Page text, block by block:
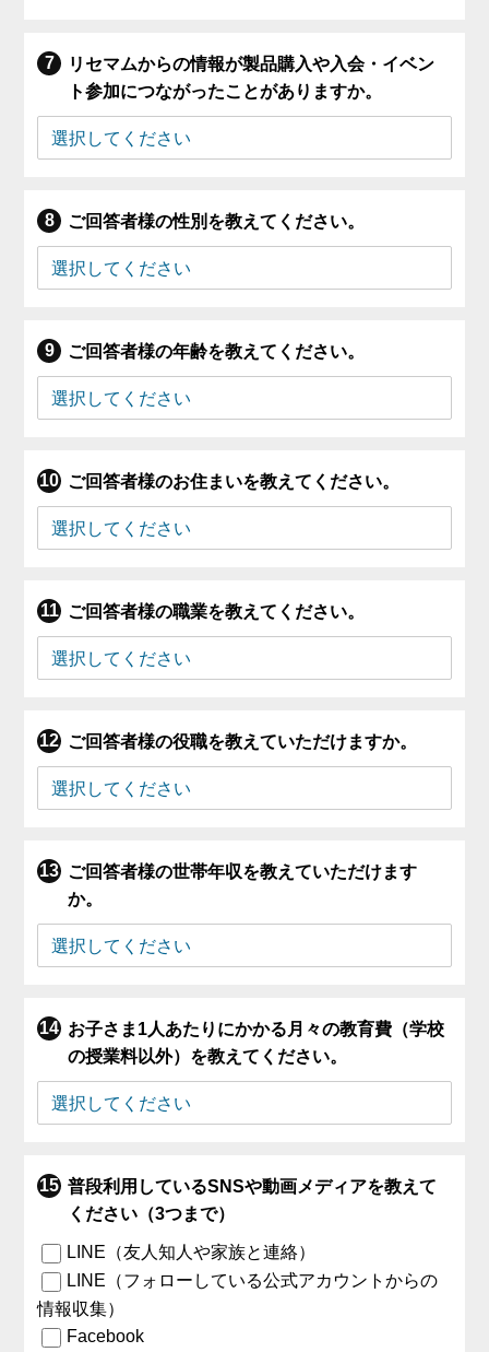
リセマムからの情報が製品購入や入会・イベン
ト参加につながったことがありますか。
ご回答者様の性別を教えてください。
ご回答者様の年齢を教えてください。
ご回答者様のお住まいを教えてください。
ご回答者様の職業を教えてください。
ご回答者様の役職を教えていただけますか。
ご回答者様の世帯年収を教えていただけます
か。
お子さま1人あたりにかかる月々の教育費（学校
の授業料以外）を教えてください。
普段利用しているSNSや動画メディアを教えて
ください（3つまで）
LINE（友人知人や家族と連絡）
LINE（フォローしている公式アカウントからの
情報収集）
Facebook